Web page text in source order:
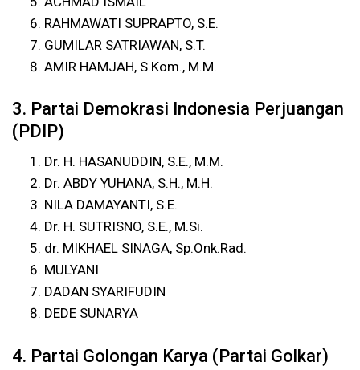
RAHMAWATI SUPRAPTO, S.E.
GUMILAR SATRIAWAN, S.T.
AMIR HAMJAH, S.Kom., M.M.
3. Partai Demokrasi Indonesia Perjuangan
(PDIP)
Dr. H. HASANUDDIN, S.E., M.M.
Dr. ABDY YUHANA, S.H., M.H.
NILA DAMAYANTI, S.E.
Dr. H. SUTRISNO, S.E., M.Si.
dr. MIKHAEL SINAGA, Sp.Onk.Rad.
MULYANI
DADAN SYARIFUDIN
DEDE SUNARYA
4. Partai Golongan Karya (Partai Golkar)